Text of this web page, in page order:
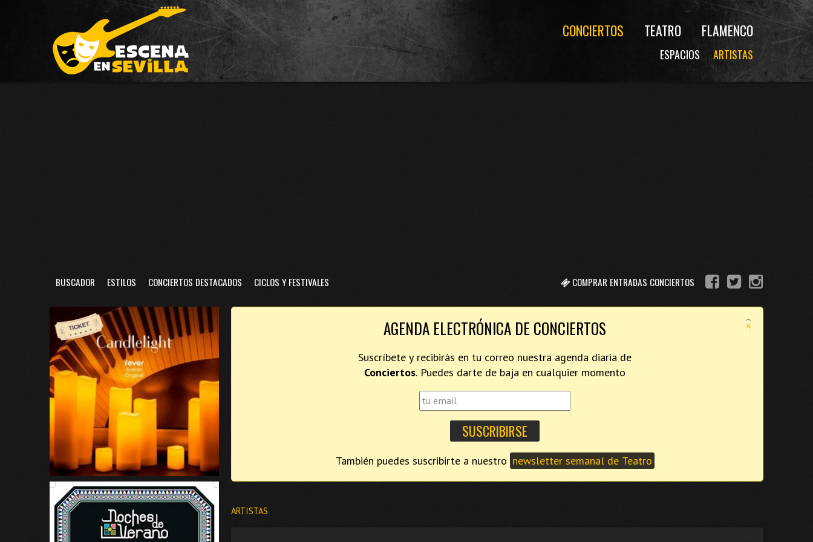
CONCIERTOS TEATRO FLAMENCO
ESPACIOS ARTISTAS
COMPRAR ENTRADAS CONCIERTOS
BUSCADOR ESTILOS CONCIERTOS DESTACADOS CICLOS Y FESTIVALES
×
AGENDA ELECTRÓNICA DE CONCIERTOS
Suscríbete y recibirás en tu correo nuestra agenda diaria de
Conciertos. Puedes darte de baja en cualquier momento
También puedes suscribirte a nuestro newsletter semanal de Teatro
ARTISTAS